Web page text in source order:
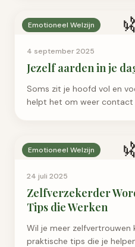
Emotioneel Welzijn
4 september 2025
Jezelf aarden in je
Soms zit je hoofd vol en
helpt het om weer contact
Emotioneel Welzijn
24 juli 2025
Zelfverzekerder
Tips die Werken
Wil je meer zelfvertrouwen
praktische tips die je